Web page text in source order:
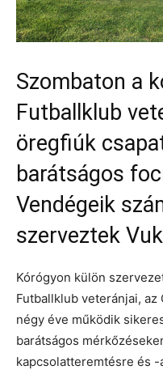
Szombaton a
Futballklub
öregfiúk
barátságos
Vendégeik
szerveztek
Kórógyon külön
Futballklub veteránjai,
négy éve működik
barátságos
kapcsolatteremtésre és